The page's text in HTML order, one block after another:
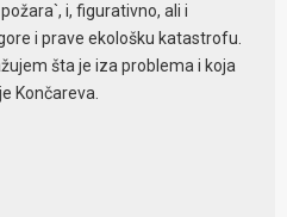
i, figurativno, ali i
i prave ekološku katastrofu.
šta je iza problema i koja
Končareva.